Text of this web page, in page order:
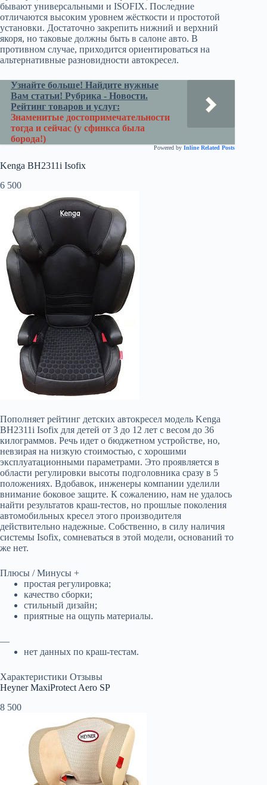
бывают универсальными и ISOFIX. Последние
отличаются высоким уровнем жёсткости и простотой
установки. Достаточно закрепить нижний и верхний
якоря, но таковые должны быть в салоне авто. В
противном случае, приходится ориентироваться на
альтернативные разновидности автокресел.
Узнайте больше! Найдите нужные
Вам статьи! Рубрика - Новости.
Рейтинг товаров и услуг:
Знаменитые достопримечательности
тогда и сейчас (у сфинкса была
борода!)
Powered by Inline Related Posts
Kenga BH2311i Isofix
6 500
Пополняет рейтинг детских автокресел модель Kenga
BH2311i Isofix для детей от 3 до 12 лет с весом до 36
килограммов. Речь идет о бюджетном устройстве, но,
невзирая на низкую стоимостью, с хорошими
эксплуатационными параметрами. Это проявляется в
области регулировки высоты подголовника сразу в 5
положениях. Вдобавок, инженеры компании уделили
внимание боковое защите. К сожалению, нам не удалось
найти результатов краш-тестов, но прошлые поколения
автомобильных кресел этого производителя
действительно надежные. Собственно, в силу наличия
системы Isofix, сомневаться в этой модели, оснований то
же нет.
Плюсы / Минусы +
простая регулировка;
качество сборки;
стильный дизайн;
приятные на ощупь материалы.
—
нет данных по краш-тестам.
Характеристики Отзывы
Heyner MaxiProtect Aero SP
8 500